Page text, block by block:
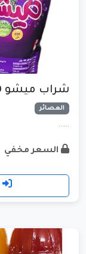
شراب ميشو 1/40
العصائر
......
السعر مخفي